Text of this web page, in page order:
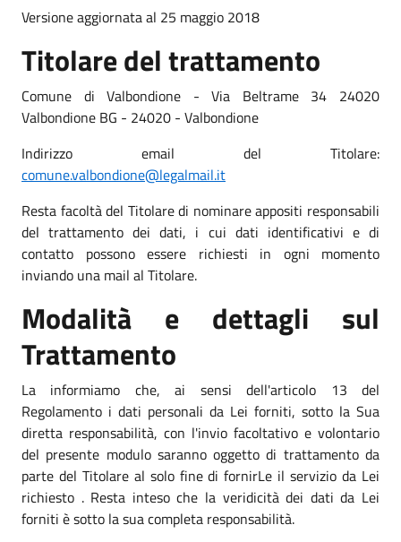
Versione aggiornata al 25 maggio 2018
Titolare del trattamento
Comune di Valbondione - Via Beltrame 34 24020
Valbondione BG - 24020 - Valbondione
Indirizzo email del Titolare:
comune.valbondione@legalmail.it
Resta facoltà del Titolare di nominare appositi responsabili
del trattamento dei dati, i cui dati identificativi e di
contatto possono essere richiesti in ogni momento
inviando una mail al Titolare.
Modalità e dettagli sul
Trattamento
La informiamo che, ai sensi dell'articolo 13 del
Regolamento i dati personali da Lei forniti, sotto la Sua
diretta responsabilità, con l'invio facoltativo e volontario
del presente modulo saranno oggetto di trattamento da
parte del Titolare al solo fine di fornirLe il servizio da Lei
richiesto . Resta inteso che la veridicità dei dati da Lei
forniti è sotto la sua completa responsabilità.